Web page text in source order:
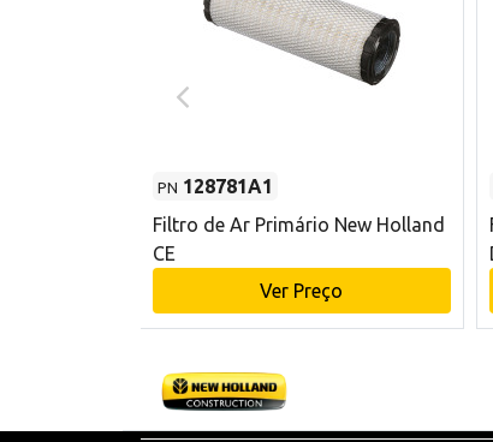
PN 128781A1
Filtro de Ar Primário New Holland
CE
Ver Preço